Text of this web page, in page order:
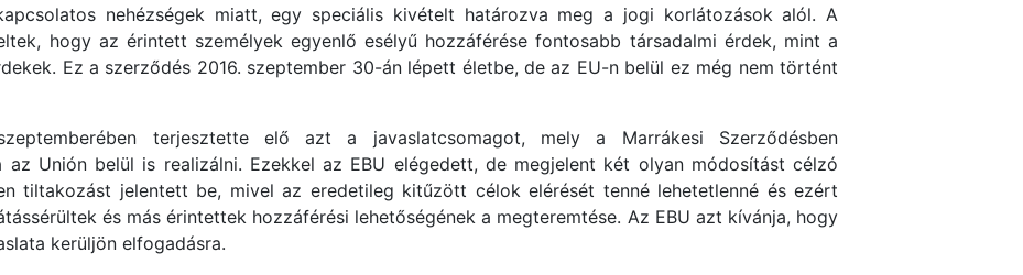
nehézségek miatt, egy speciális kivételt határozva meg a jogi korlátozások alól. A
hogy az érintett személyek egyenlő esélyű hozzáférése fontosabb társadalmi érdek, mint a
Ez a szerződés 2016. szeptember 30-án lépett életbe, de az EU-n belül ez még nem történt
terjesztette elő azt a javaslatcsomagot, mely a Marrákesi Szerződésben
Unión belül is realizálni. Ezekkel az EBU elégedett, de megjelent két olyan módosítást célzó
tiltakozást jelentett be, mivel az eredetileg kitűzött célok elérését tenné lehetetlenné és ezért
és más érintettek hozzáférési lehetőségének a megteremtése. Az EBU azt kívánja, hogy
kerüljön elfogadásra.